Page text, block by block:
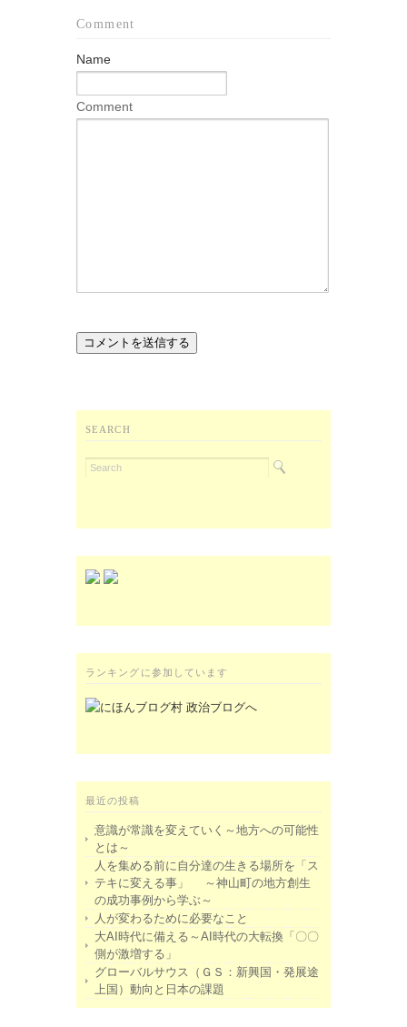
Comment
Name
Comment
SEARCH
ランキングに参加しています
最近の投稿
意識が常識を変えていく～地方への可能性
とは～
人を集める前に自分達の生きる場所を「ス
テキに変える事」 ～神山町の地方創生
の成功事例から学ぶ～
人が変わるために必要なこと
大AI時代に備える～AI時代の大転換「〇〇
側が激増する」
グローバルサウス（ＧＳ：新興国・発展途
上国）動向と日本の課題